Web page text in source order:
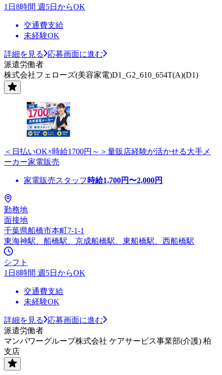
1日8時間 週5日からOK
交通費支給
未経験OK
詳細を見る
応募画面に進む
派遣労働者
株式会社フェローズ(美容家電)D1_G2_610_654T(A)(D1)
＜日払いOK×時給1700円～＞量販店経験が活かせる大手メ
ーカー家電販売
家電販売スタッフ 時給1,700円〜2,000円
勤務地
面接地
千葉県船橋市本町7-1-1
東海神駅、船橋駅、京成船橋駅、東船橋駅、西船橋駅
シフト
1日8時間 週5日からOK
交通費支給
未経験OK
詳細を見る
応募画面に進む
派遣労働者
マンパワーグループ株式会社 ケアサービス事業部(介護) 柏
支店